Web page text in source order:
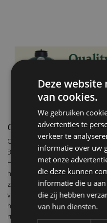
Chimpansees, de vocale
Chimpansees laten zich zien in
Budongo Forest. Hun gedrag is
Het geroep is tot ver in het
hun aanwezigheid voordat ze
zich snel, splitsen zich op en
voelt levendig en
hun sociale structuur en
rust uitstralen, laten
Deze
van cookies.
We gebruiken
advertenties te
verkeer te
informatie over uw
met onze
die deze kunnen
informatie die u
die zij hebben
van hun diensten.